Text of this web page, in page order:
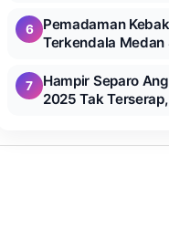
6
Pemadaman
Terkendala
7
Hampir Separo
2025 Tak